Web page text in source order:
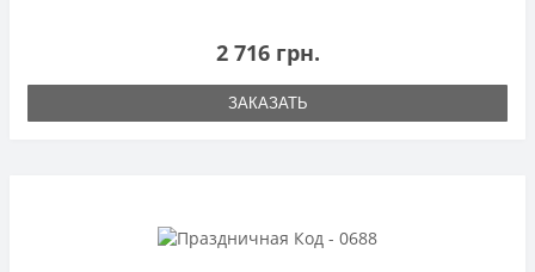
2 716 грн.
ЗАКАЗАТЬ